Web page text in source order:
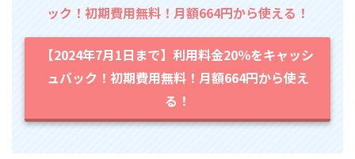
ック！初期費用無料！月額664円から使える！
【2024年7月1日まで】利用料金20％をキャッシ
ュバック！初期費用無料！月額664円から使え
る！